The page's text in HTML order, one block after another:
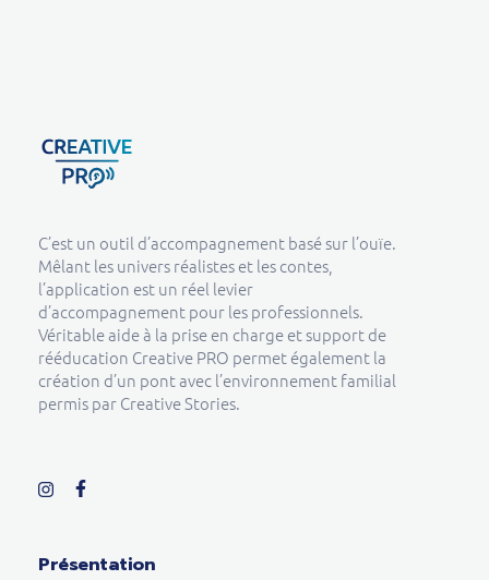
C’est un outil d’accompagnement basé sur l’ouïe.
Mêlant les univers réalistes et les contes,
l’application est un réel levier
d’accompagnement pour les professionnels.
Véritable aide à la prise en charge et support de
rééducation Creative PRO permet également la
création d’un pont avec l’environnement familial
permis par Creative Stories.
Présentation